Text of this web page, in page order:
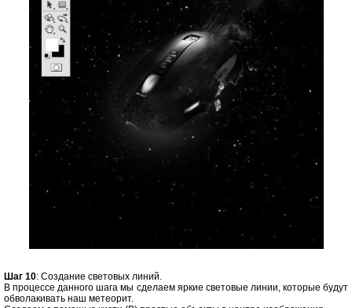
Шаг 10: Создание световых линий.
В процессе данного шага мы сделаем яркие световые линии, которые будут
обволакивать наш метеорит.